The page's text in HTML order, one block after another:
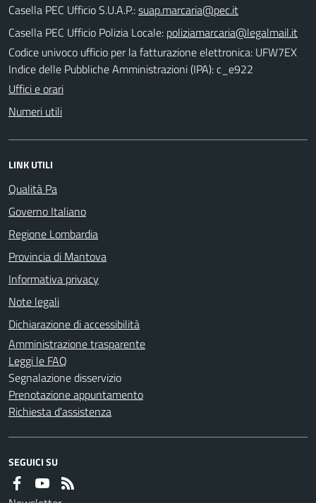
Casella PEC Ufficio S.U.A.P.:suap.marcaria@pec.it
Casella PEC Ufficio Polizia Locale: poliziamarcaria@legalmail.it
Codice univoco ufficio per la fatturazione elettronica: UFW7EX
Indice delle Pubbliche Amministrazioni (IPA): c_e922
Uffici e orari
Numeri utili
LINK UTILI
Qualità Pa
Governo Italiano
Regione Lombardia
Provincia di Mantova
Informativa privacy
Note legali
Dichiarazione di accessibilità
Amministrazione trasparente
Leggi le FAQ
Segnalazione disservizio
Prenotazione appuntamento
Richiesta d'assistenza
SEGUICI SU